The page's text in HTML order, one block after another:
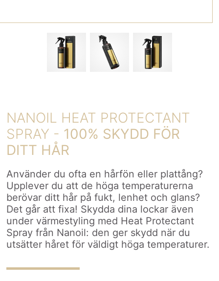
NANOIL HEAT PROTECTANT
SPRAY - 100% SKYDD FÖR
DITT HÅR
Använder du ofta en hårfön eller plattång?
Upplever du att de höga temperaturerna
berövar ditt hår på fukt, lenhet och glans?
Det går att fixa! Skydda dina lockar även
under värmestyling med Heat Protectant
Spray från Nanoil: den ger skydd när du
utsätter håret för väldigt höga temperaturer.